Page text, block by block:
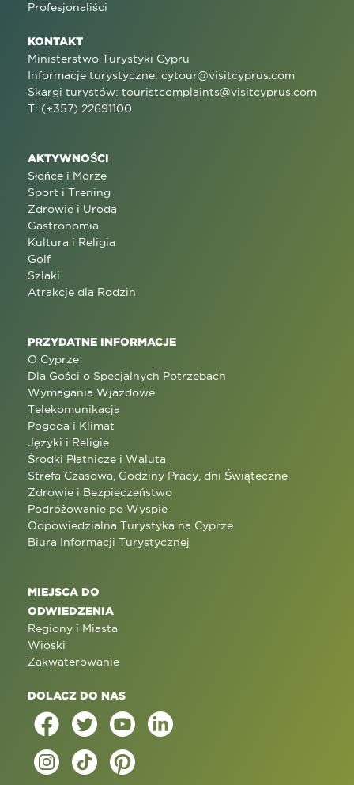
Profesjonaliści
KONTAKT
Ministerstwo Turystyki Cypru
Informacje turystyczne: cytour@visitcyprus.com
Skargi turystów: touristcomplaints@visitcyprus.com
T: (+357) 22691100
AKTYWNOŚCI
Słońce i Morze
Sport i Trening
Zdrowie i Uroda
Gastronomia
Kultura i Religia
Golf
Szlaki
Atrakcje dla Rodzin
PRZYDATNE INFORMACJE
O Cyprze
Dla Gości o Specjalnych Potrzebach
Wymagania Wjazdowe
Telekomunikacja
Pogoda i Klimat
Języki i Religie
Środki Płatnicze i Waluta
Strefa Czasowa, Godziny Pracy, dni Świąteczne
Zdrowie i Bezpieczeństwo
Podróżowanie po Wyspie
Odpowiedzialna Turystyka na Cyprze
Biura Informacji Turystycznej
MIEJSCA DO
ODWIEDZENIA
Regiony i Miasta
Wioski
Zakwaterowanie
DOLACZ DO NAS